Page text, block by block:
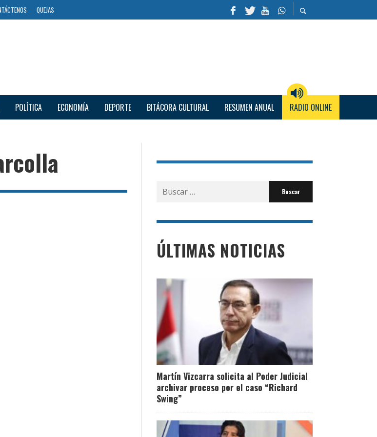
QUEJAS
POLÍTICA ECONOMÍA DEPORTE BITÁCORA CULTURAL RESUMEN ANUAL RADIO ONLINE
Buscar
por:
ÚLTIMAS NOTICIAS
Martín Vizcarra solicita al Poder Judicial
archivar proceso por el caso “Richard
Swing”